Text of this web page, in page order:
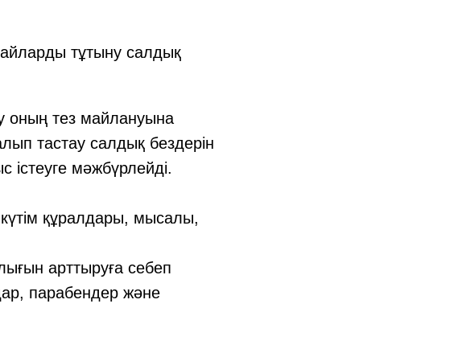
тұтыну салдық
тез майлануына
тастау салдық бездерін
істеуге мәжбүрлейді.
құралдары, мысалы,
арттыруға себеп
парабендер және